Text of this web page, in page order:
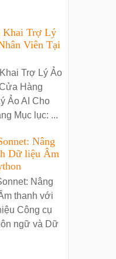
Khai Trợ Lý
Viên Tại
Trợ Lý Ảo
Hàng
Ảo AI Cho
Mục lục: ...
Nâng
Dữ liệu Âm
Nâng
thanh với
Công cụ
ngữ và Dữ